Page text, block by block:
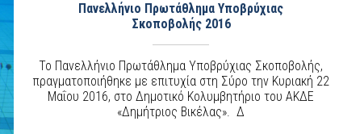
Πανελλήνιο Πρωτάθλημα Υποβρύχιας
Σκοποβολής 2016
Το Πανελλήνιο Πρωτάθλημα Υποβρύχιας Σκοποβολής,
πραγματοποιήθηκε με επιτυχία στη Σύρο την Κυριακή 22
Μαΐου 2016, στο Δημοτικό Κολυμβητήριο του ΑΚΔΕ
«Δημήτριος Βικέλας». Δ